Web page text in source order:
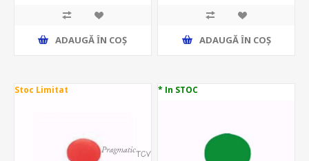
ADAUGĂ ȊN COŞ ADAUGĂ ȊN COŞ
Stoc Limitat * In STOC